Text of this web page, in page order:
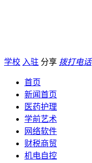
学校 入驻 分享 拨打电话
首页
新闻首页
医药护理
学前艺术
网络软件
财税商贸
机电自控